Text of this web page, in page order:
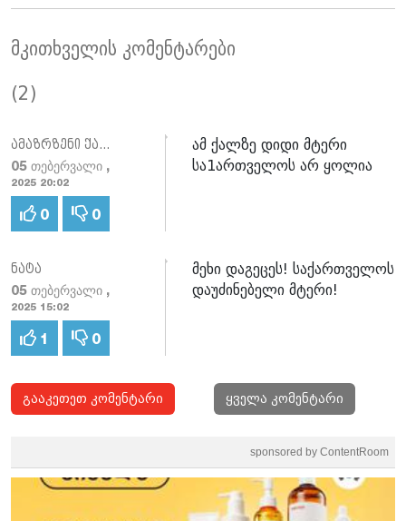
მკითხველის კომენტარები
(2)
ამაზრზენი ქალი
05 თებერვალი ,
2025 20:02
0 0
ამ ქალზე დიდი მტერი
სა1ართველოს არ ყოლია
ნატა
05 თებერვალი ,
2025 15:02
1 0
მეხი დაგეცეს! საქართველოს
დაუძინებელი მტერი!
გააკეთეთ კომენტარი ყველა კომენტარი
sponsored by ContentRoom